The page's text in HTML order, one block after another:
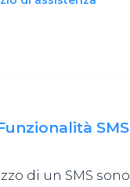
SMS
di un SMS sono